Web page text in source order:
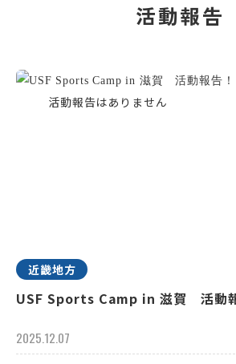
活動報告
近畿地方
USF Sports Camp in 滋賀 活動
2025.12.07